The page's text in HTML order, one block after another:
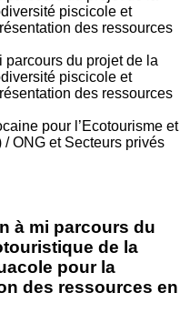
pour l’Ecotourisme et
/ONG et Secteurs privés
à mi parcours du
de la
pour la
des ressources en